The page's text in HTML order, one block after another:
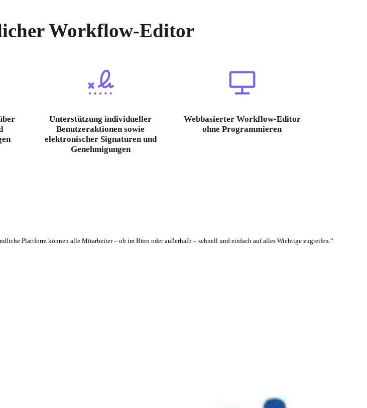
Workflow-Editor
Unterstützung individueller
Benutzeraktionen sowie
elektronischer Signaturen und
Genehmigungen
Webbasierter Workflow-Editor
ohne Programmieren
Plattform können alle Mitarbeiter – ob im Büro oder außerhalb – schnell und einfach auf alles Wichtige zugreifen. “